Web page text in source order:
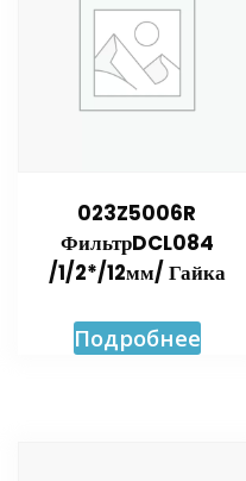
023Z5006R
ФильтрDCL084
/1/2*/12мм/ Гайка
Подробнее